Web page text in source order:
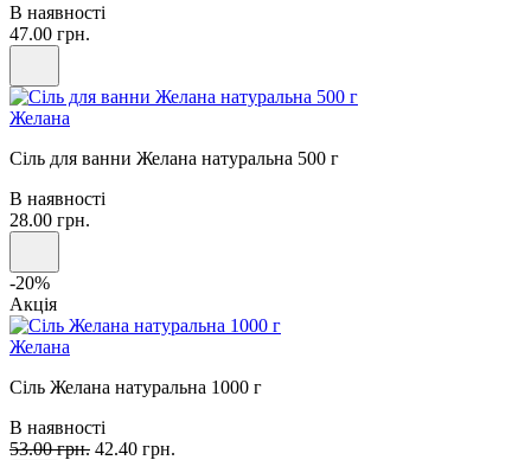
В наявності
47.00 грн.
Желана
Сіль для ванни Желана натуральна 500 г
В наявності
28.00 грн.
-20%
Акція
Желана
Сіль Желана натуральна 1000 г
В наявності
53.00 грн. 42.40 грн.